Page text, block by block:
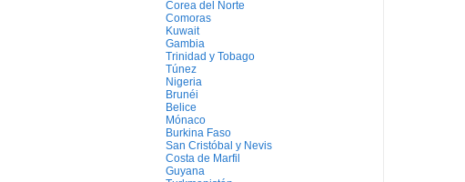
Corea del Norte
Comoras
Kuwait
Gambia
Trinidad y Tobago
Túnez
Nigeria
Brunéi
Belice
Mónaco
Burkina Faso
San Cristóbal y Nevis
Costa de Marfil
Guyana